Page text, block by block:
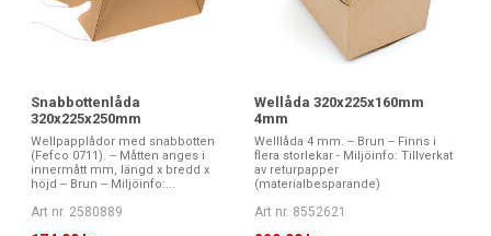
Snabbottenlåda
320x225x250mm
Wellpapplådor med snabbotten
(Fefco 0711). -- Måtten anges i
innermått mm, längd x bredd x
höjd -- Brun -- Miljöinfo:...
Art nr. 2580889
Wellåda 320x225x160mm
4mm
Welllåda 4 mm. -- Brun -- Finns i
flera storlekar - Miljöinfo: Tillverkat
av returpapper
(materialbesparande)
Art nr. 8552621